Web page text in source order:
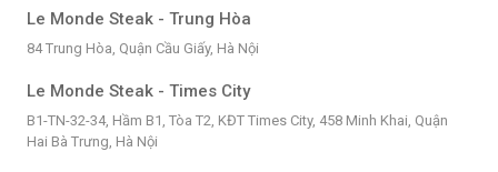
Le Monde Steak - Trung Hòa
84 Trung Hòa, Quận Cầu Giấy, Hà Nội
Le Monde Steak - Times City
B1-TN-32-34, Hầm B1, Tòa T2, KĐT Times City, 458 Minh Khai, Quận
Hai Bà Trưng, Hà Nội